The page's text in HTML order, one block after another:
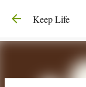
Keep Life